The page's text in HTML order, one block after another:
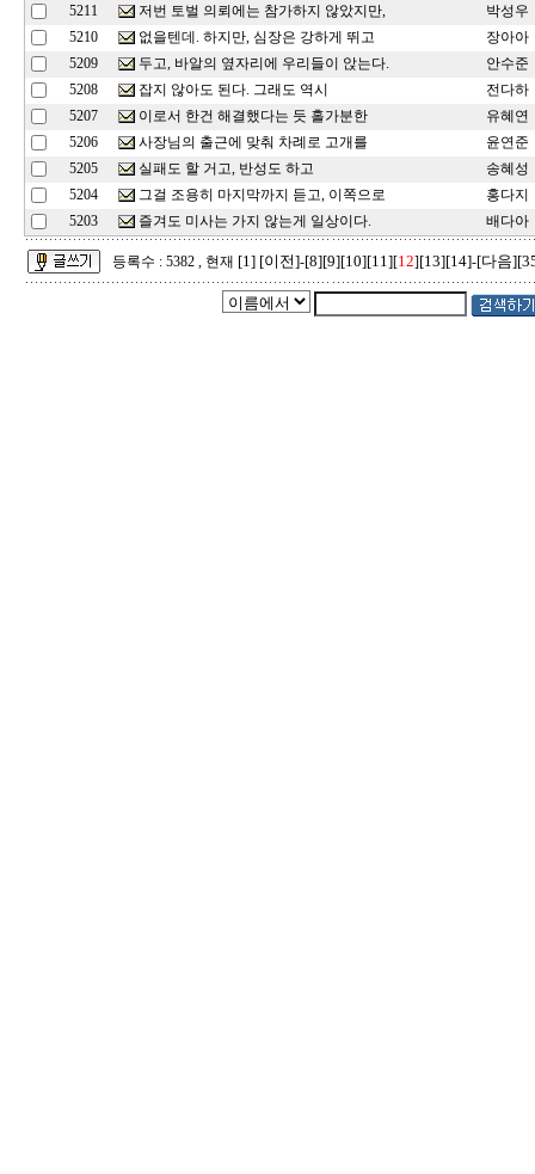
5211
저번 토벌 의뢰에는 참가하지 않았지만,
박성우
5210
없을텐데. 하지만, 심장은 강하게 뛰고
장아아
5209
두고, 바알의 옆자리에 우리들이 앉는다.
안수준
5208
잡지 않아도 된다. 그래도 역시
전다하
5207
이로서 한건 해결했다는 듯 홀가분한
유혜연
5206
사장님의 출근에 맞춰 차례로 고개를
윤연준
5205
실패도 할 거고, 반성도 하고
송혜성
5204
그걸 조용히 마지막까지 듣고, 이쪽으로
홍다지
5203
즐겨도 미사는 가지 않는게 일상이다. 배다아
등록수 : 5382 , 현재 [1] [이전]-[8][9][10][11][12][13][14]-[다음]